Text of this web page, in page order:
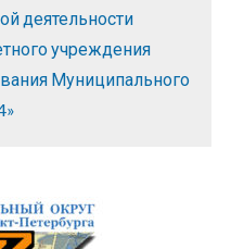
деятельности
учреждения
Муниципального